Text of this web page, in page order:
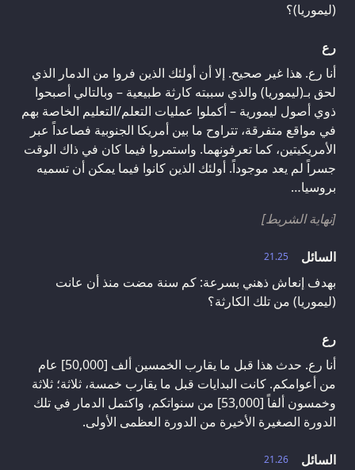
(ليموريا)؟
رع
أنا رع. هذا غير صحيح. إلا أن أولئك الذين فروا من الدمار الذي
لحق بـ(ليموريا) والذي سببته كارثة طبيعية – وبالتالي أصبحوا
ذوي أصول ليمورية – أكملوا عمليات التعلم/التعليم الخاصة بهم
في مواقع متفرقة، تتراوح ما بين أمريكا الجنوبية فصاعداً عبر
الأمريكيتين، كما تعرفونهما. واستمروا فيما كان في ذاك الوقت
جسراً لم يعد موجوداً. أولئك الذين كانوا فيما يمكن أن تسميه
بروسيا…
[نهاية الشريط]
21.25
السائل
بهدف إنعاش ذهني بسرعة: كم سنة مضت منذ أن عانت
(ليموريا) من تلك الكارثة؟
رع
أنا رع. حدث هذا قبل ما يقارب الخمسين ألف [50,000] عام
من أعوامكم. كانت البدايات قبل ما يقارب خمسة، ثلاثة؛ ثلاثة
وخمسون ألفاً [53,000] من سنواتكم، واكتمل الدمار في تلك
الدورة الصغيرة الأخيرة من الدورة العظمى الأولى.
21.26
السائل